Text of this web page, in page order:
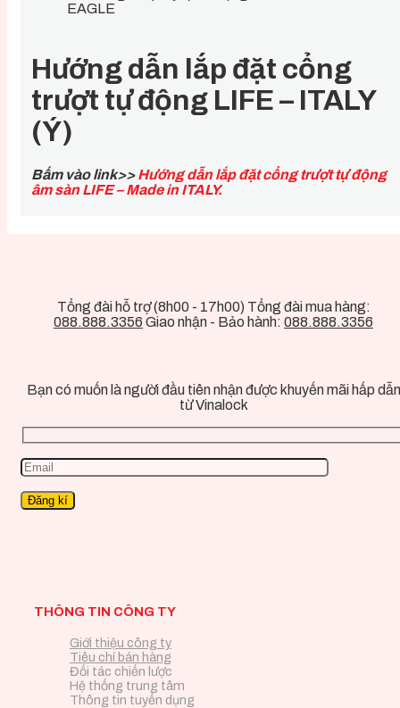
EAGLE
Hướng dẫn lắp đặt cổng
trượt tự động LIFE – ITALY
(Ý)
Bấm vào link>>Hướng dẫn lắp đặt cổng trượt tự động
âm sàn LIFE – Made in ITALY.
Tổng đài hỗ trợ (8h00 - 17h00) Tổng đài mua hàng:
088.888.3356 Giao nhận - Bảo hành: 088.888.3356
Bạn có muốn là người đầu tiên nhận được khuyến mãi hấp dẫn
từ Vinalock
THÔNG TIN CÔNG TY
Giới thiệu công ty
Tiêu chí bán hàng
Đối tác chiến lược
Hệ thống trung tâm
Thông tin tuyển dụng